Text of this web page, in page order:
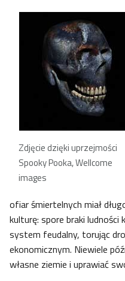
Zdjęcie dzięki uprzejmości
Spooky Pooka, Wellcome
images
ofiar śmiertelnych miał
kulturę: spore braki ludności
system feudalny, torując
ekonomicznym. Niewiele
własne ziemie i uprawiać